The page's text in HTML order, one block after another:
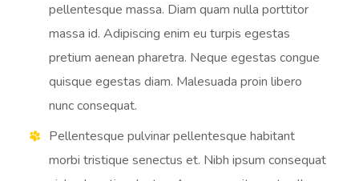
pellentesque massa. Diam quam nulla porttitor
massa id. Adipiscing enim eu turpis egestas
pretium aenean pharetra. Neque egestas congue
quisque egestas diam. Malesuada proin libero
nunc consequat.
Pellentesque pulvinar pellentesque habitant
morbi tristique senectus et. Nibh ipsum consequat